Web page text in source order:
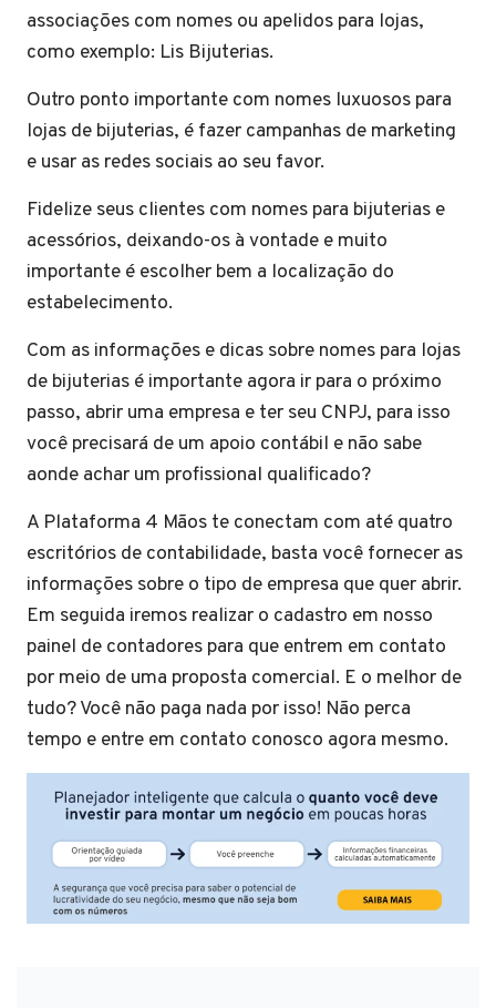
associações com nomes ou apelidos para lojas,
como exemplo: Lis Bijuterias.
Outro ponto importante com nomes luxuosos para
lojas de bijuterias, é fazer campanhas de marketing
e usar as redes sociais ao seu favor.
Fidelize seus clientes com nomes para bijuterias e
acessórios, deixando-os à vontade e muito
importante é escolher bem a localização do
estabelecimento.
Com as informações e dicas sobre nomes para lojas
de bijuterias é importante agora ir para o próximo
passo, abrir uma empresa e ter seu CNPJ, para isso
você precisará de um apoio contábil e não sabe
aonde achar um profissional qualificado?
A Plataforma 4 Mãos te conectam com até quatro
escritórios de contabilidade, basta você fornecer as
informações sobre o tipo de empresa que quer abrir.
Em seguida iremos realizar o cadastro em nosso
painel de contadores para que entrem em contato
por meio de uma proposta comercial. E o melhor de
tudo? Você não paga nada por isso! Não perca
tempo e entre em contato conosco agora mesmo.